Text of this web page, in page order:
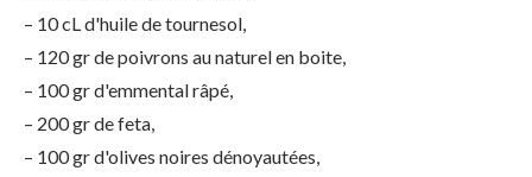
– 10 cL d'huile de tournesol,
– 120 gr de poivrons au naturel en boite,
– 100 gr d'emmental râpé,
– 200 gr de feta,
– 100 gr d'olives noires dénoyautées,